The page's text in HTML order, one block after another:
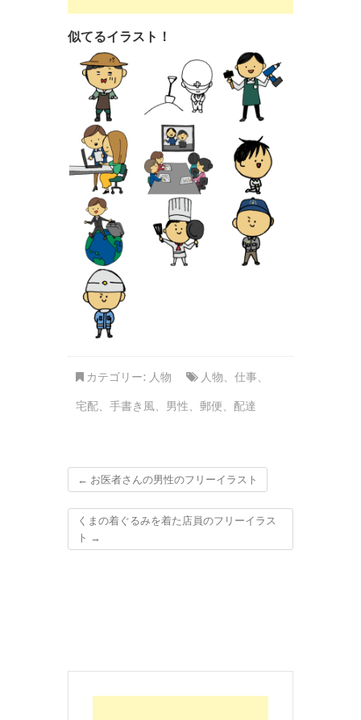
似てるイラスト！
カテゴリー: 人物 人物、 仕事、
宅配、 手書き風、 男性、 郵便、 配達
← お医者さんの男性のフリーイラスト
くまの着ぐるみを着た店員のフリーイラス
ト →